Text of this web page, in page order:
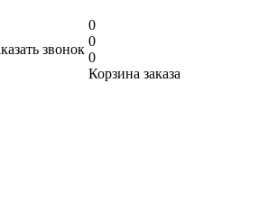
звонок
0
0
0
Корзина заказа